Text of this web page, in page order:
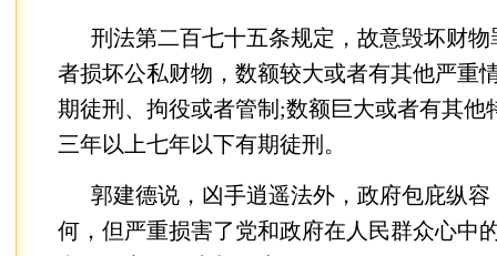
刑法第二百七十五条规定，故意毁坏财物
者损坏公私财物，数额较大或者有其他严重
期徒刑、拘役或者管制;数额巨大或者有其他
三年以上七年以下有期徒刑。
郭建德说，凶手逍遥法外，政府包庇纵容
何，但严重损害了党和政府在人民群众心中